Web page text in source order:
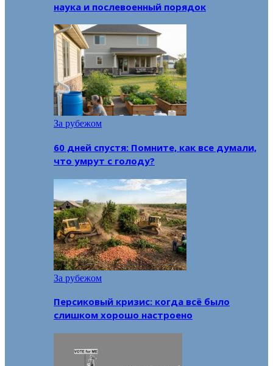
наука и послевоенный порядок
За рубежом
60 дней спустя: Помните, как все думали,
что умрут с голоду?
За рубежом
Персиковый кризис: когда всё было
слишком хорошо настроено